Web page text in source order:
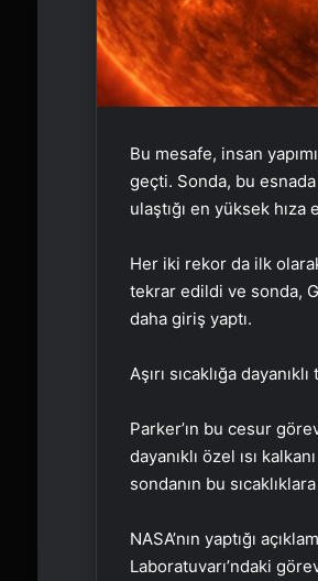
Bu mesafe, insan
geçti. Sonda, bu
ulaştığı en yüksek hıza
Her iki rekor da ilk
tekrar edildi ve sonda,
daha giriş yaptı.
Aşırı sıcaklığa
Parker’ın bu cesur
dayanıklı özel ısı
sondanın bu
NASA’nın yaptığı
Laboratuvarı’ndaki